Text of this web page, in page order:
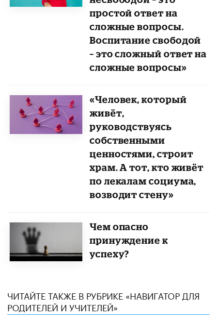
простой ответ на
сложные вопросы.
Воспитание свободой
– это сложный ответ на
сложные вопросы»
«Человек, который
живёт,
руководствуясь
собственными
ценностями, строит
храм. А тот, кто живёт
по лекалам социума,
возводит стену»
​Чем опасно
принуждение к
успеху?
ЧИТАЙТЕ ТАКЖЕ В РУБРИКЕ «НАВИГАТОР ДЛЯ
РОДИТЕЛЕЙ И УЧИТЕЛЕЙ»